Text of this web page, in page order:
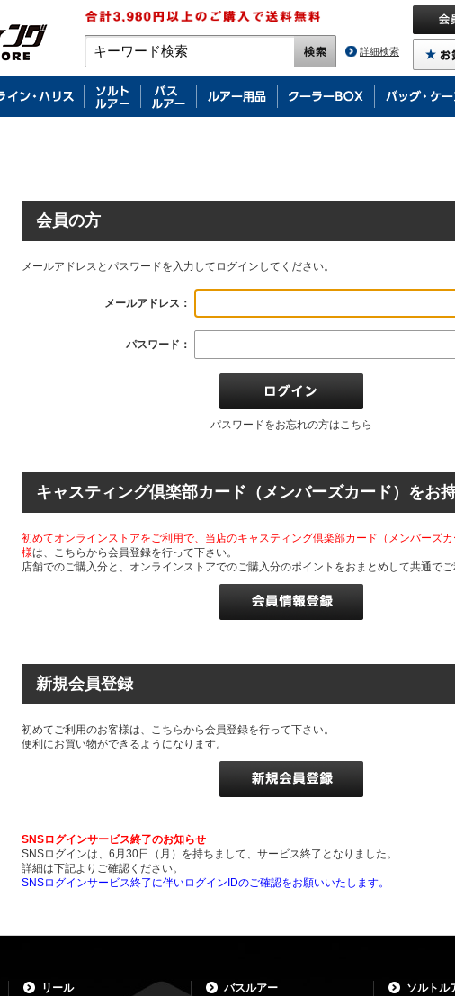
詳細検索
会員の方
メールアドレスとパスワードを入力してログインしてください。
メールアドレス：
パスワード：
パスワードをお忘れの方はこちら
キャスティング倶楽部カード（メンバーズカード）をお
初めてオンラインストアをご利用で、当店のキャスティング倶楽部カード（メンバーズ
様は、こちらから会員登録を行って下さい。
店舗でのご購入分と、オンラインストアでのご購入分のポイントをおまとめして共通でご
新規会員登録
初めてご利用のお客様は、こちらから会員登録を行って下さい。
便利にお買い物ができるようになります。
SNSログインサービス終了のお知らせ
SNSログインは、6月30日（月）を持ちまして、サービス終了となりました。
詳細は下記よりご確認ください。
SNSログインサービス終了に伴いログインIDのご確認をお願いいたします。
リール
バスルアー
ソルトル